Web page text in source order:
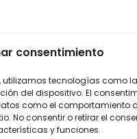
consentimiento
utilizamos tecnologías como
del dispositivo. El
como el comportamiento
No consentir o retirar el
y funciones.